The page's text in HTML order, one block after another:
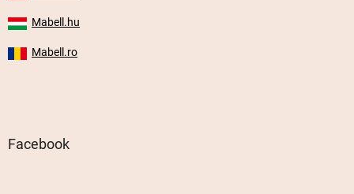
Mabell.hu
Mabell.ro
Facebook